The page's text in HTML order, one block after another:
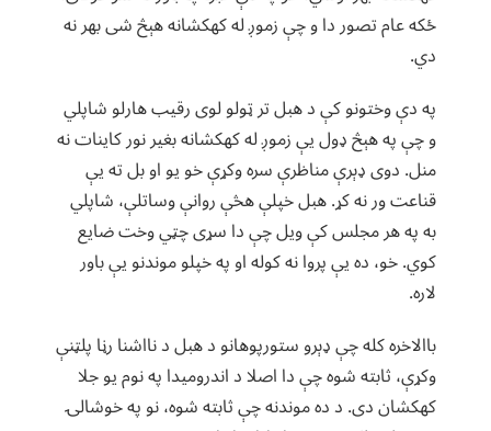
ځکه عام تصور دا و چې زموږ له کهکشانه هېڅ شی بهر نه
دي.
په دې وختونو کې د هبل تر ټولو لوی رقیب هارلو شاپلي
و چې په هېڅ ډول یې زموږ له کهکشانه بغیر نور کاینات نه
منل. دوی ډېرې مناظرې سره وکړې خو یو او بل ته یې
قناعت ور نه کړ. هبل خپلې هڅې روانې وساتلې، شاپلي
به په هر مجلس کې ویل چې دا سړی چټي وخت ضایع
کوي. خو، ده یې پروا نه کوله او په خپلو موندنو یې باور
لاره.
باالاخره کله چې ډېرو ستورپوهانو د هبل د نااشنا رڼا پلټنې
وکړې، ثابته شوه چې دا اصلا د اندرومیدا په نوم یو جلا
کهکشان دی. د ده موندنه چې ثابته شوه، نو په خوشالۍ